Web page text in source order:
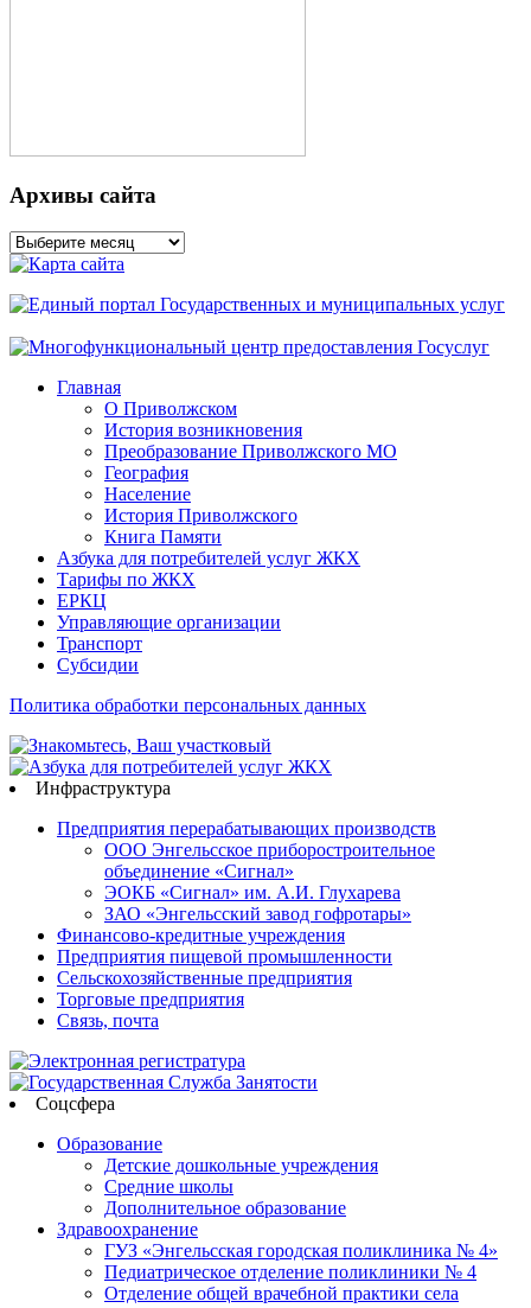
Архивы сайта
Архивы
сайта
Главная
О Приволжском
История возникновения
Преобразование Приволжского МО
География
Население
История Приволжского
Книга Памяти
Азбука для потребителей услуг ЖКХ
Тарифы по ЖКХ
ЕРКЦ
Управляющие организации
Транспорт
Субсидии
Политика обработки персональных данных
Инфраструктура
Предприятия перерабатывающих производств
ООО Энгельсское приборостроительное
объединение «Сигнал»
ЭОКБ «Сигнал» им. А.И. Глухарева
ЗАО «Энгельсский завод гофротары»
Финансово-кредитные учреждения
Предприятия пищевой промышленности
Сельскохозяйственные предприятия
Торговые предприятия
Связь, почта
Соцсфера
Образование
Детские дошкольные учреждения
Средние школы
Дополнительное образование
Здравоохранение
ГУЗ «Энгельсская городская поликлиника № 4»
Педиатрическое отделение поликлиники № 4
Отделение общей врачебной практики села